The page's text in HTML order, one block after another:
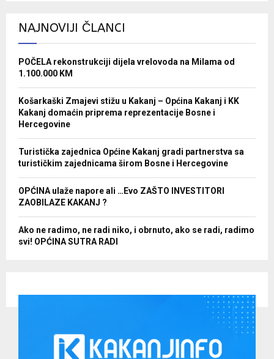
NAJNOVIJI ČLANCI
POČELA rekonstrukciji dijela vrelovoda na Milama od
1.100.000 KM
Košarkaški Zmajevi stižu u Kakanj – Općina Kakanj i KK
Kakanj domaćin priprema reprezentacije Bosne i
Hercegovine
Turistička zajednica Općine Kakanj gradi partnerstva sa
turističkim zajednicama širom Bosne i Hercegovine
OPĆINA ulaže napore ali …Evo ZAŠTO INVESTITORI
ZAOBILAZE KAKANJ ?
Ako ne radimo, ne radi niko, i obrnuto, ako se radi, radimo
svi! OPĆINA SUTRA RADI